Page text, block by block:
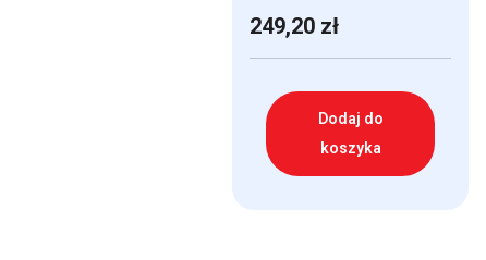
249,20 zł
Dodaj do
koszyka